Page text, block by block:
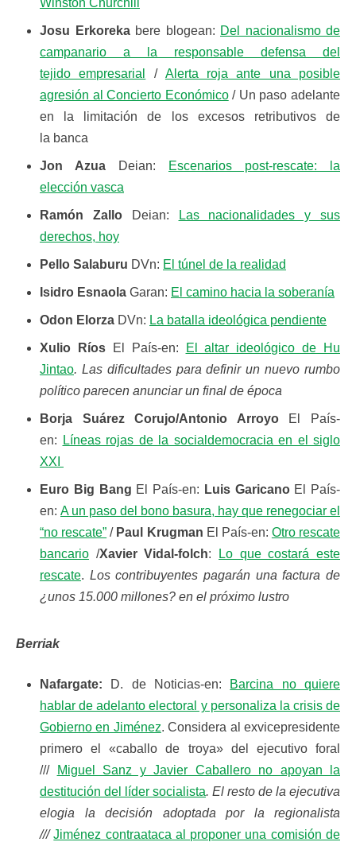
Winston Churchill
Josu Erkoreka bere blogean: Del nacionalismo de
campanario a la responsable defensa del
tejido empresarial
/ Alerta roja ante una posible
agresión al Concierto Económico/ Un paso adelante
en la limitación de los excesos retributivos de
la banca
Jon Azua Deian:
Escenarios post-rescate: la
elección vasca
Ramón ZalloDeian:
Las nacionalidades y sus
derechos, hoy
Pello Salaburu DVn: El túnel de la realidad
Isidro Esnaola Garan: El camino hacia la soberanía
Odon Elorza DVn: La batalla ideológica pendiente
Xulio RíosEl País-en:
El altar ideológico de Hu
Jintao. Las dificultades para definir un nuevo rumbo
político parecen anunciar un final de época
Borja Suárez Corujo/Antonio ArroyoEl País-
en:
Líneas rojas de la socialdemocracia en el siglo
XXI
Euro Big Bang El País-en: Luis GaricanoEl País-
en: A un paso del bono basura, hay que renegociar el
“no rescate” / Paul Krugman El País-en: Otro rescate
bancario /Xavier Vidal-folch:
Lo que costará este
rescate. Los contribuyentes pagarán una factura de
¿unos 15.000 millones? en el próximo lustro
Berriak
Nafargate: D. de Noticias-en: Barcina no quiere
hablar de adelanto electoral y personaliza la crisis de
Gobierno en Jiménez. Considera al exvicepresidente
primero el «caballo de troya» del ejecutivo foral
///
Miguel Sanz y Javier Caballero no apoyan la
destitución del líder socialista. El resto de la ejecutiva
elogia la decisión adoptada por la regionalista
///Jiménez contraataca al proponer una comisión de